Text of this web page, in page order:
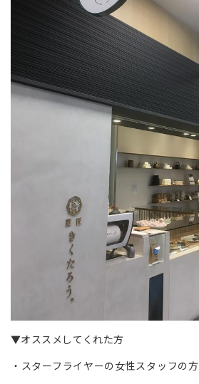
▼オススメしてくれた方
スターフライヤーの女性スタッフの方